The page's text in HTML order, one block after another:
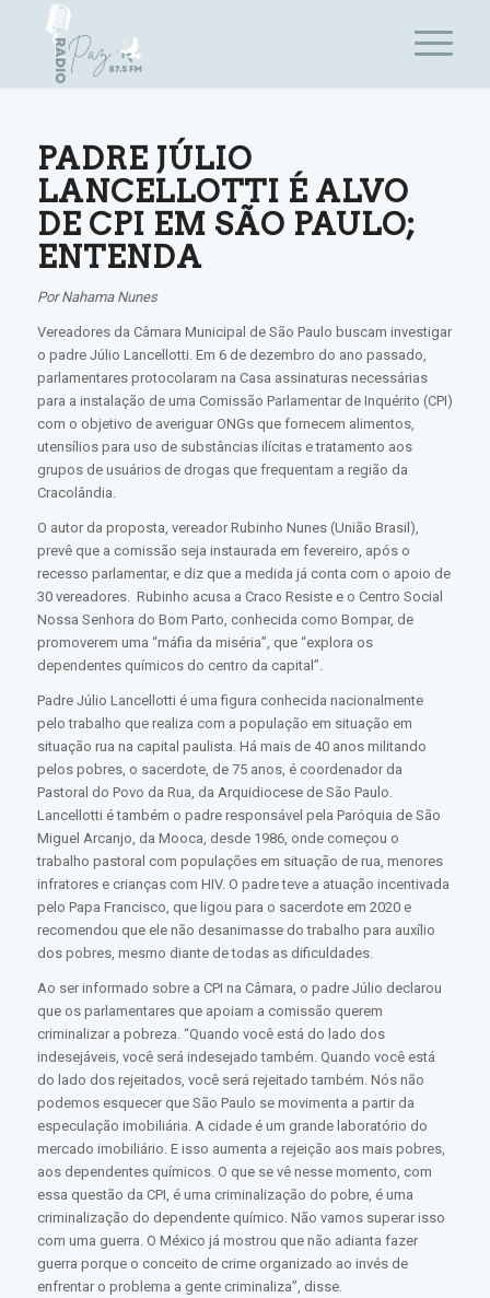
PADRE JÚLIO
LANCELLOTTI É ALVO
DE CPI EM SÃO PAULO;
ENTENDA
Por Nahama Nunes
Vereadores da Câmara Municipal de São Paulo buscam investigar
o padre Júlio Lancellotti. Em 6 de dezembro do ano passado,
parlamentares protocolaram na Casa assinaturas necessárias
para a instalação de uma Comissão Parlamentar de Inquérito (CPI)
com o objetivo de averiguar ONGs que fornecem alimentos,
utensílios para uso de substâncias ilícitas e tratamento aos
grupos de usuários de drogas que frequentam a região da
Cracolândia.
O autor da proposta, vereador Rubinho Nunes (União Brasil),
prevê que a comissão seja instaurada em fevereiro, após o
recesso parlamentar, e diz que a medida já conta com o apoio de
30 vereadores. Rubinho acusa a Craco Resiste e o Centro Social
Nossa Senhora do Bom Parto, conhecida como Bompar, de
promoverem uma “máfia da miséria”, que “explora os
dependentes químicos do centro da capital”.
Padre Júlio Lancellotti é uma figura conhecida nacionalmente
pelo trabalho que realiza com a população em situação em
situação rua na capital paulista. Há mais de 40 anos militando
pelos pobres, o sacerdote, de 75 anos, é coordenador da
Pastoral do Povo da Rua, da Arquidiocese de São Paulo.
Lancellotti é também o padre responsável pela Paróquia de São
Miguel Arcanjo, da Mooca, desde 1986, onde começou o
trabalho pastoral com populações em situação de rua, menores
infratores e crianças com HIV. O padre teve a atuação incentivada
pelo Papa Francisco, que ligou para o sacerdote em 2020 e
recomendou que ele não desanimasse do trabalho para auxílio
dos pobres, mesmo diante de todas as dificuldades.
Ao ser informado sobre a CPI na Câmara, o padre Júlio declarou
que os parlamentares que apoiam a comissão querem
criminalizar a pobreza. “Quando você está do lado dos
indesejáveis, você será indesejado também. Quando você está
do lado dos rejeitados, você será rejeitado também. Nós não
podemos esquecer que São Paulo se movimenta a partir da
especulação imobiliária. A cidade é um grande laboratório do
mercado imobiliário. E isso aumenta a rejeição aos mais pobres,
aos dependentes químicos. O que se vê nesse momento, com
essa questão da CPI, é uma criminalização do pobre, é uma
criminalização do dependente químico. Não vamos superar isso
com uma guerra. O México já mostrou que não adianta fazer
guerra porque o conceito de crime organizado ao invés de
enfrentar o problema a gente criminaliza”, disse.